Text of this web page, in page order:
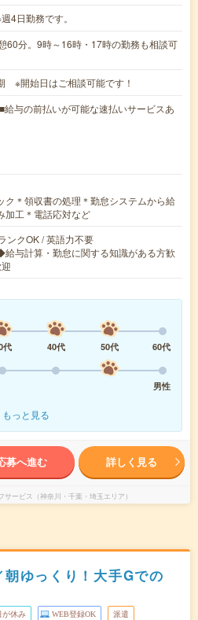
4日勤務です。
分。9時～16時・17時の勤務も相談可
※開始日はご相談可能です！
与の前払いが可能な速払いサービスあ
ク＊領収書の処理＊勤怠システムから給
加工＊電話応対など
ンクOK / 英語力不要
与計算・勤怠に関する知識がある方歓
代 40代 50代
60代
男性
もっと見る
募へ進む 詳しく見る
サービス（神奈川・千葉・埼玉エリア）
ゆっくり！大手Gでの
が休み WEB登録OK 派遣